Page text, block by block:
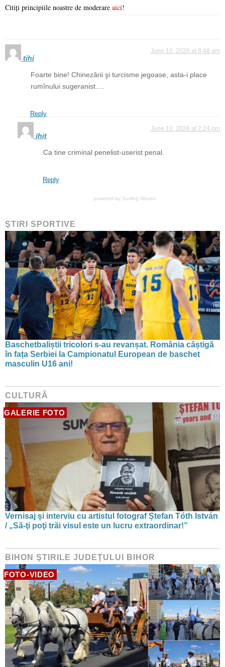
Citiți principiile noastre de moderare aici!
tihi
June 10, 2026 at 8:48 am
Foarte bine! Chinezării şi turcisme jegoase, asta-i place
rumînului sugeranist….
Reply
ihit
June 10, 2026 at 2:24 pm
Ca tine criminal penelist-userist penal.
Reply
powered by Surfing Waves
ŞTIRI SPORTIVE
Baschetbaliștii tricolori s-au revanșat. România câștigă
în fața Serbiei la Campionatul European de baschet
masculin U16 ani!
CULTURĂ
GALERIE FOTO
Vernisaj şi interviu cu artistul fotograf Ștefan Tóth István
/ „Să-ţi poţi trăi visul este un lucru extraordinar!”
BIHON ŞTIRILE JUDEŢULUI BIHOR
FOTO-VIDEO